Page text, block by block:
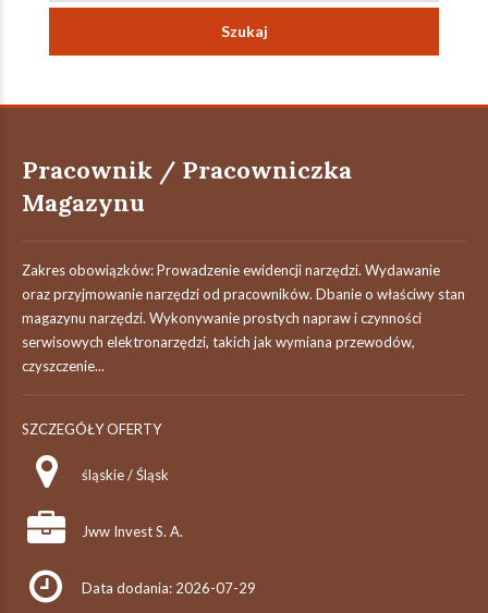
Pracownik / Pracowniczka
Magazynu
Zakres obowiązków: Prowadzenie ewidencji narzędzi. Wydawanie
oraz przyjmowanie narzędzi od pracowników. Dbanie o właściwy stan
magazynu narzędzi. Wykonywanie prostych napraw i czynności
serwisowych elektronarzędzi, takich jak wymiana przewodów,
czyszczenie...
SZCZEGÓŁY OFERTY
śląskie / Śląsk
Jww Invest S. A.
Data dodania: 2026-07-29